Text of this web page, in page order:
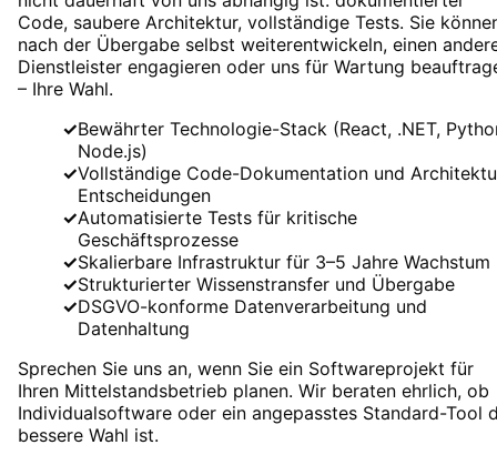
Code, saubere Architektur, vollständige Tests. Sie
nach der Übergabe selbst weiterentwickeln, einen
Dienstleister engagieren oder uns für Wartung
– Ihre Wahl.
✓Bewährter Technologie-Stack (React, .NET,
Node.js)
✓Vollständige Code-Dokumentation und
Entscheidungen
✓Automatisierte Tests für kritische
Geschäftsprozesse
✓Skalierbare Infrastruktur für 3–5 Jahre Wachstum
✓Strukturierter Wissenstransfer und Übergabe
✓DSGVO-konforme Datenverarbeitung und
Datenhaltung
Sprechen Sie uns an, wenn Sie ein Softwareprojekt für
Ihren Mittelstandsbetrieb planen. Wir beraten ehrlich, ob
Individualsoftware oder ein angepasstes Standard-Tool
bessere Wahl ist.